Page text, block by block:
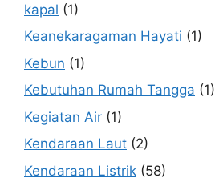
kapal (1)
Keanekaragaman Hayati (1)
Kebun (1)
Kebutuhan Rumah Tangga (1)
Kegiatan Air (1)
Kendaraan Laut (2)
Kendaraan Listrik (58)